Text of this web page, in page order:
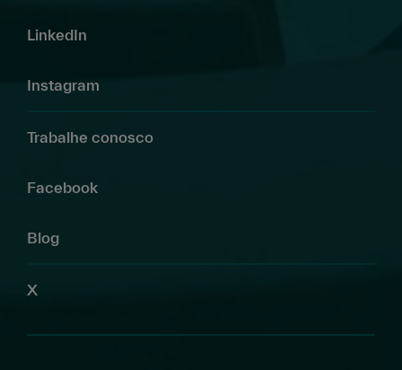
LinkedIn
Instagram
Trabalhe conosco
Facebook
Blog
X